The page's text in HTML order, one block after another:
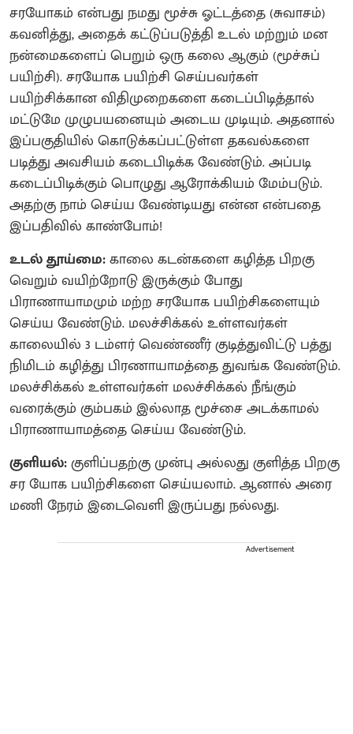
சரயோகம் என்பது நமது மூச்சு ஓட்டத்தை (சுவாசம்)
கவனித்து, அதைக் கட்டுப்படுத்தி உடல் மற்றும் மன
நன்மைகளைப் பெறும் ஒரு கலை ஆகும் (மூச்சுப்
பயிற்சி). சரயோக பயிற்சி செய்பவர்கள்
பயிற்சிக்கான விதிமுறைகளை கடைப்பிடித்தால்
மட்டுமே முழுபயனையும் அடைய முடியும். அதனால்
இப்பகுதியில் கொடுக்கப்பட்டுள்ள தகவல்களை
படித்து அவசியம் கடைபிடிக்க வேண்டும். அப்படி
கடைப்பிடிக்கும் பொழுது ஆரோக்கியம் மேம்படும்.
அதற்கு நாம் செய்ய வேண்டியது என்ன என்பதை
இப்பதிவில் காண்போம்!
உடல் தூய்மை:காலை கடன்களை கழித்த பிறகு
வெறும் வயிற்றோடு இருக்கும் போது
பிராணாயாமமும் மற்ற சரயோக பயிற்சிகளையும்
செய்ய வேண்டும். மலச்சிக்கல் உள்ளவர்கள்
காலையில் 3 டம்ளர் வெண்ணீர் குடித்துவிட்டு பத்து
நிமிடம் கழித்து பிரணாயாமத்தை துவங்க வேண்டும்.
மலச்சிக்கல் உள்ளவர்கள் மலச்சிக்கல் நீங்கும்
வரைக்கும் கும்பகம் இல்லாத மூச்சை அடக்காமல்
பிராணாயாமத்தை செய்ய வேண்டும்.
குளியல்:குளிப்பதற்கு முன்பு அல்லது குளித்த பிறகு
சர யோக பயிற்சிகளை செய்யலாம். ஆனால் அரை
மணி நேரம் இடைவெளி இருப்பது நல்லது.
Advertisement